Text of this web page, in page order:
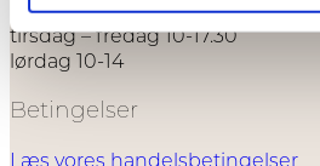
tirsdag – fredag 10-17.30
lørdag 10-14
Betingelser
Læs vores handelsbetingelser